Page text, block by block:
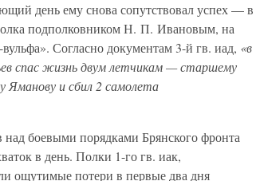
день ему снова сопутствовал успех — в
подполковником Н. П. Ивановым, на
Согласно документам 3-й гв. иад, «в
спас жизнь двум летчикам — старшему
Яманову и сбил 2 самолета
боевыми порядками Брянского фронта
в день. Полки 1-го гв. иак,
ощутимые потери в первые два дня